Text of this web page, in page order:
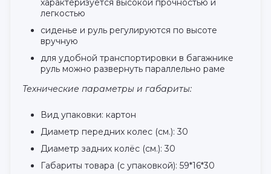
характеризуется высокой прочностью и
легкостью
сиденье и руль регулируются по высоте
вручную
для удобной транспортировки в багажнике
руль можно развернуть параллельно раме
Технические параметры и габариты:
Вид упаковки: картон
Диаметр передних колес (см.): 30
Диаметр задних колёс (см.): 30
Габариты товара (с упаковкой): 59*16*30